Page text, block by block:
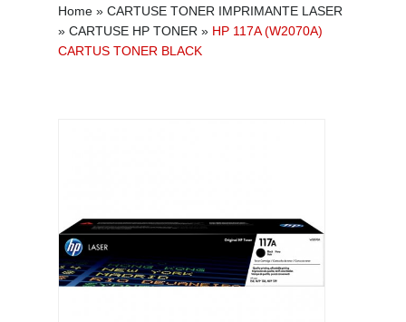
Home » CARTUSE TONER IMPRIMANTE LASER
» CARTUSE HP TONER » HP 117A (W2070A)
CARTUS TONER BLACK